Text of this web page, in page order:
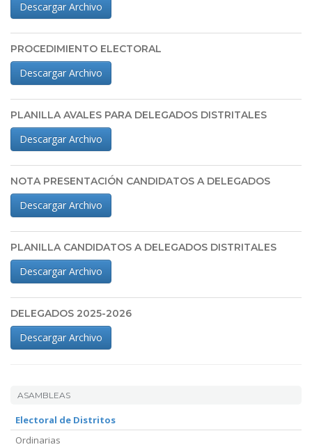
Descargar Archivo
PROCEDIMIENTO ELECTORAL
Descargar Archivo
PLANILLA AVALES PARA DELEGADOS DISTRITALES
Descargar Archivo
NOTA PRESENTACIÓN CANDIDATOS A DELEGADOS
Descargar Archivo
PLANILLA CANDIDATOS A DELEGADOS DISTRITALES
Descargar Archivo
DELEGADOS 2025-2026
Descargar Archivo
ASAMBLEAS
Electoral de Distritos
Ordinarias